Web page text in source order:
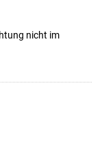
nicht im